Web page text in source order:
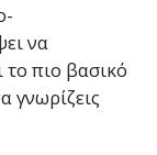
να
το πιο βασικό
γνωρίζεις